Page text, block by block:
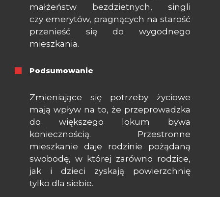
małżeństw bezdzietnych, singli
czy emerytów, pragnących na starość
przenieść się do wygodnego
mieszkania.
Podsumowanie
Zmieniające się potrzeby życiowe
mają wpływ na to, że przeprowadzka
do większego lokum bywa
koniecznością. Przestronne
mieszkanie daje rodzinie pożądaną
swobodę, w której zarówno rodzice,
jak i dzieci zyskają powierzchnię
tylko dla siebie.